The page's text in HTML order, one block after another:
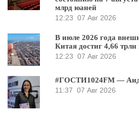
млрд юаней
12:23 07 Авг 2026
В июле 2026 года
Китая достиг 4,66
12:23 07 Авг 2026
#ГОСТИ1024FM —
11:37 07 Авг 2026